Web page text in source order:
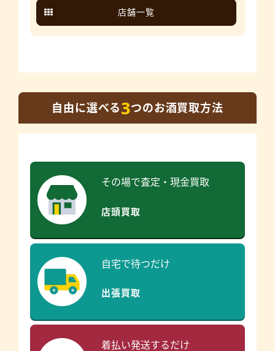
店舗一覧
自由に選べる3つのお酒買取方法
その場で査定・現金買取
店頭買取
自宅で待つだけ
出張買取
着払い発送するだけ